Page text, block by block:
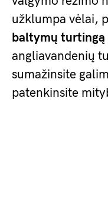
užklumpa vėlai,
baltymų turtingą
angliavandenių
sumažinsite
patenkinsite